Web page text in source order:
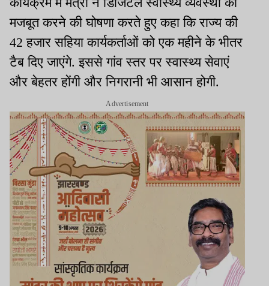
मजबूत करने की घोषणा करते हुए कहा कि राज्य की
42 हजार सहिया कार्यकर्ताओं को एक महीने के भीतर
टैब दिए जाएंगे. इससे गांव स्तर पर स्वास्थ्य सेवाएं
और बेहतर होंगी और निगरानी भी आसान होगी.
Advertisement